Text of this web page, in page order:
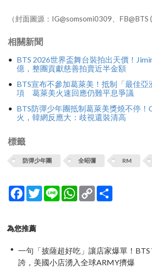
（封面圖源：IG@somsomi0309、FB@BTS
相關新聞
BTS 2026世界盃舞台裝拍出天價！
億，整團貢獻慈善拍賣近半金額
BTS宣布不參加葛萊美！抵制「最佳亞
項 葛萊美火速回應仍難平息爭議
BTS防彈少年團抵制葛萊美獎燒不停！
火，韓網反應大：歧視還裝清高
標籤
防彈少年團 全昭彌 RM
Facebook
TwitterLine WhatsApp
Copy
Link
為您推薦
一句「披薩超好吃」讓店家爆單！BTS
誇，美國小店湧入全球ARMY擠爆